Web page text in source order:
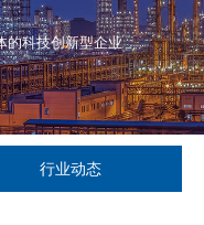
的科技创新型企业
行业动态